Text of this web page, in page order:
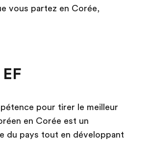
vous partez en Corée,
pour tirer le meilleur
en Corée est un
du pays tout en développant